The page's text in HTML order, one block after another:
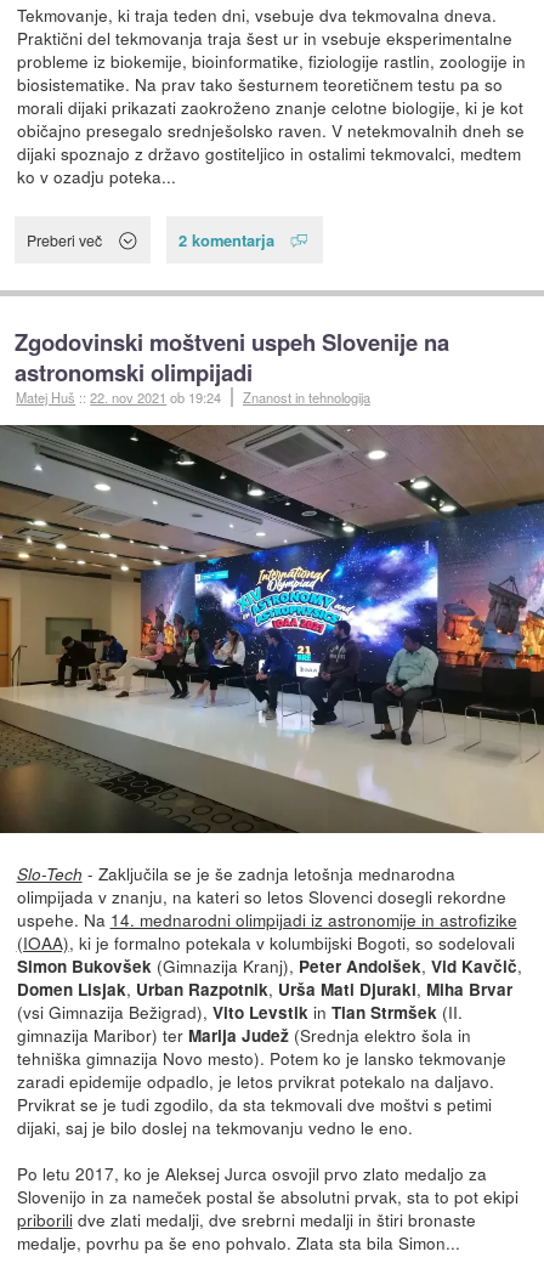
Tekmovanje, ki traja teden dni, vsebuje dva tekmovalna dneva.
Praktični del tekmovanja traja šest ur in vsebuje eksperimentalne
probleme iz biokemije, bioinformatike, fiziologije rastlin, zoologije in
biosistematike. Na prav tako šesturnem teoretičnem testu pa so
morali dijaki prikazati zaokroženo znanje celotne biologije, ki je kot
običajno presegalo srednješolsko raven. V netekmovalnih dneh se
dijaki spoznajo z državo gostiteljico in ostalimi tekmovalci, medtem
ko v ozadju poteka...
Preberi več 2 komentarja
Zgodovinski moštveni uspeh Slovenije na
astronomski olimpijadi
Matej Huš ::22. nov 2021 ob 19:24 Znanost in tehnologija
Slo-Tech - Zaključila se je še zadnja letošnja mednarodna
olimpijada v znanju, na kateri so letos Slovenci dosegli rekordne
uspehe. Na 14. mednarodni olimpijadi iz astronomije in astrofizike
(IOAA), ki je formalno potekala v kolumbijski Bogoti, so sodelovali
Simon Bukovšek (Gimnazija Kranj), Peter Andolšek, Vid Kavčič,
Domen Lisjak, Urban Razpotnik, Urša Mati Djuraki, Miha Brvar
(vsi Gimnazija Bežigrad), Vito Levstik in Tian Strmšek (II.
gimnazija Maribor) ter Marija Judež(Srednja elektro šola in
tehniška gimnazija Novo mesto). Potem ko je lansko tekmovanje
zaradi epidemije odpadlo, je letos prvikrat potekalo na daljavo.
Prvikrat se je tudi zgodilo, da sta tekmovali dve moštvi s petimi
dijaki, saj je bilo doslej na tekmovanju vedno le eno.
Po letu 2017, ko je Aleksej Jurca osvojil prvo zlato medaljo za
Slovenijo in za nameček postal še absolutni prvak, sta to pot ekipi
priborilidve zlati medalji, dve srebrni medalji in štiri bronaste
medalje, povrhu pa še eno pohvalo. Zlata sta bila Simon...